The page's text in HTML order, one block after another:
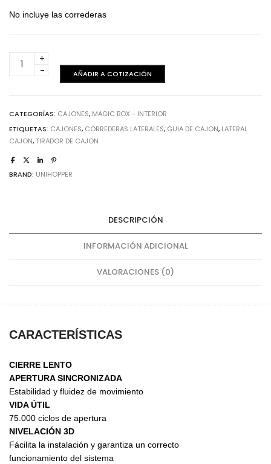
No incluye las correderas
frontal
AÑADIR A COTIZACIÓN
CATEGORÍAS: CAJONES, MAGIC BOX - INTERIOR
ETIQUETAS: CAJONES, CORREDERAS LATERALES, GUIA DE CAJON, LATERAL
CAJON, TIRADOR DE CAJON
BRAND: UNIHOPPER
DESCRIPCIÓN
INFORMACIÓN ADICIONAL
VALORACIONES (0)
CARACTERÍSTICAS
CIERRE LENTO
APERTURA SINCRONIZADA
Estabilidad y fluidez de movimiento
VIDA ÚTIL
75.000 ciclos de apertura
NIVELACIÓN 3D
Fácilita la instalación y garantiza un correcto
funcionamiento del sistema